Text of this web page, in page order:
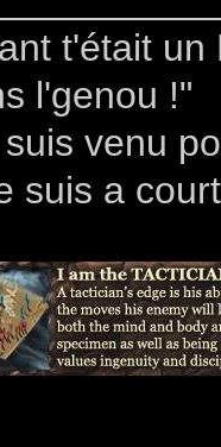
t'était
l'genou !"
venu
suis a